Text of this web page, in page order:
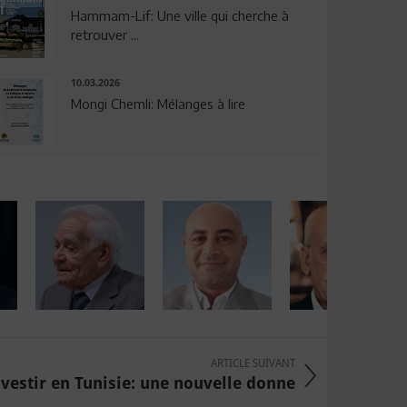
Hammam-Lif: Une ville qui cherche à
retrouver ...
10.03.2026
Mongi Chemli: Mélanges à lire
ARTICLE SUIVANT
en Tunisie: une nouvelle donne